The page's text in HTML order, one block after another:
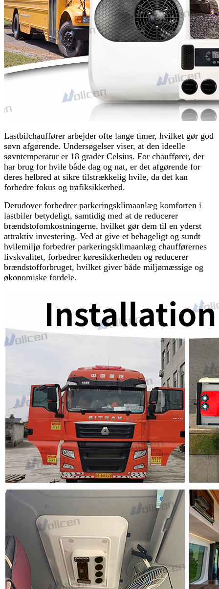
Lastbilchauffører arbejder ofte lange timer, hvilket gør god
søvn afgørende. Undersøgelser viser, at den ideelle
søvntemperatur er 18 grader Celsius. For chauffører, der
har brug for hvile både dag og nat, er det afgørende for
deres helbred at sikre tilstrækkelig hvile, da det kan
forbedre fokus og trafiksikkerhed.
Derudover forbedrer parkeringsklimaanlæg komforten i
lastbiler betydeligt, samtidig med at de reducerer
brændstofomkostningerne, hvilket gør dem til en yderst
attraktiv investering. Ved at give et behageligt og sundt
hvilemiljø forbedrer parkeringsklimaanlæg chaufførernes
livskvalitet, forbedrer køresikkerheden og reducerer
brændstofforbruget, hvilket giver både miljømæssige og
økonomiske fordele.